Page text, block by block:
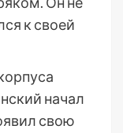
к своей
начал
свою